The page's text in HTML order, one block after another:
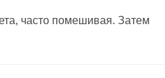
часто помешивая. Затем